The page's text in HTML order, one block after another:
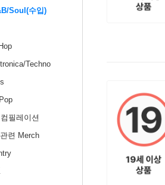
Soul(수입)
Techno
필레이션
련 Merch